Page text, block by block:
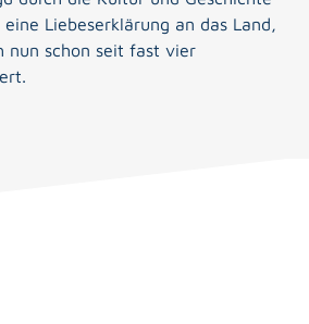
Liebeserklärung an das Land,
nun schon seit fast vier